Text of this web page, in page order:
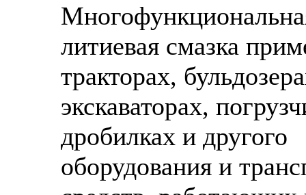
литиевая смазка
тракторах,
экскаваторах,
дробилках и другого
оборудования и